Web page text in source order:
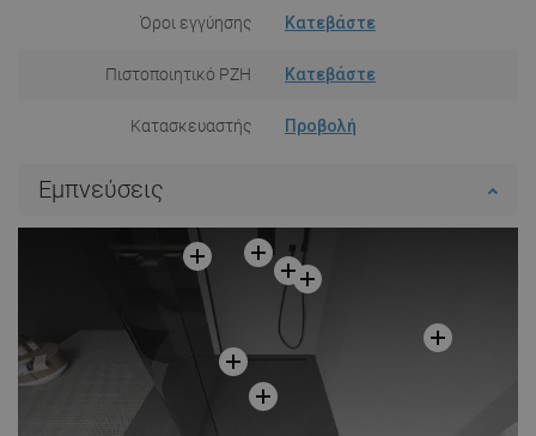
Όροι εγγύησης Κατεβάστε
Πιστοποιητικό PZH Κατεβάστε
Κατασκευαστής Προβολή
Εμπνεύσεις